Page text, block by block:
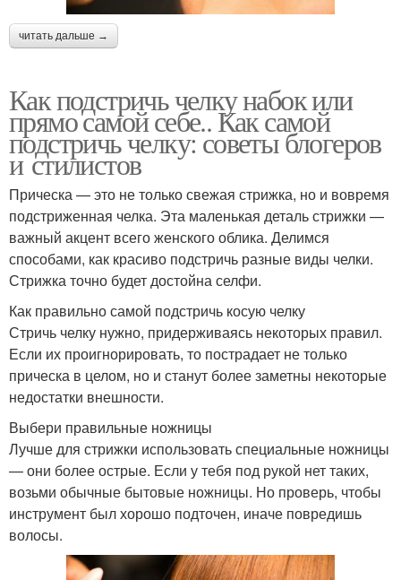
читать дальше →
Как подстричь челку набок или
прямо самой себе.. Как самой
подстричь челку: советы блогеров
и стилистов
Прическа — это не только свежая стрижка, но и вовремя
подстриженная челка. Эта маленькая деталь стрижки —
важный акцент всего женского облика. Делимся
способами, как красиво подстричь разные виды челки.
Стрижка точно будет достойна селфи.
Как правильно самой подстричь косую челку
Стричь челку нужно, придерживаясь некоторых правил.
Если их проигнорировать, то пострадает не только
прическа в целом, но и станут более заметны некоторые
недостатки внешности.
Выбери правильные ножницы
Лучше для стрижки использовать специальные ножницы
— они более острые. Если у тебя под рукой нет таких,
возьми обычные бытовые ножницы. Но проверь, чтобы
инструмент был хорошо подточен, иначе повредишь
волосы.